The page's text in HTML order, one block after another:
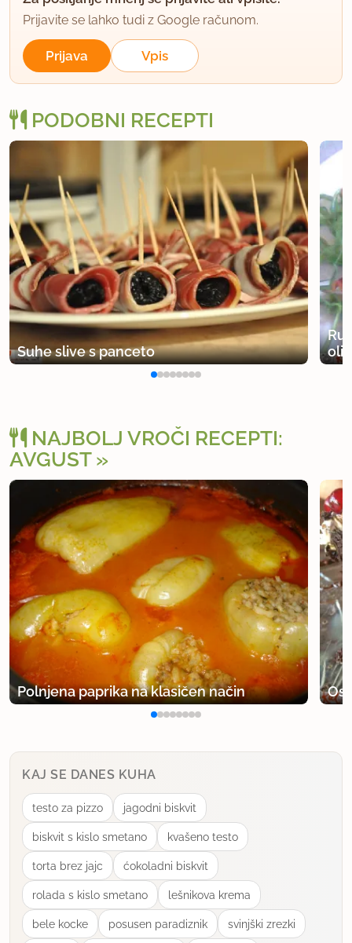
Prijavite se lahko tudi z Google računom.
Prijava Vpis
PODOBNI RECEPTI
Suhe slive s panceto
NAJBOLJ VROČI RECEPTI:
AVGUST
Polnjena paprika na klasičen način
KAJ SE DANES KUHA
testo za pizzo jagodni biskvit
biskvit s kislo smetano kvašeno testo
torta brez jajc ćokoladni biskvit
rolada s kislo smetano lešnikova krema
bele kocke posusen paradiznik svinjški zrezki